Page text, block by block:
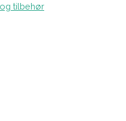
tilbehør